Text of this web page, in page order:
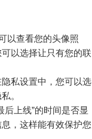
以查看您的头像照
以选择让只有您的联
私设置中，您可以选
。
后上线”的时间是否显
，这样能有效保护您